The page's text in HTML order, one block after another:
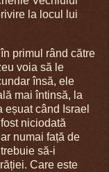
la locul lui
primul rând către
voia să le
însă, ele
mai întinsă, la
când Israel
niciodată
numai față de
să-i
Care este